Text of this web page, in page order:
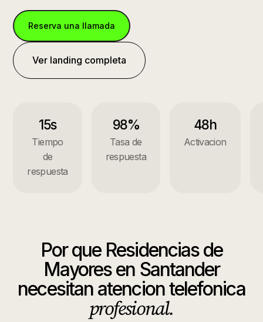
Reserva una llamada
Ver landing completa
15s
Tiempo
de
respuesta
98%
Tasa de
respuesta
48h
Activacion
Por que Residencias de
Mayoresen Santander
necesitan atencion telefonica
profesional.